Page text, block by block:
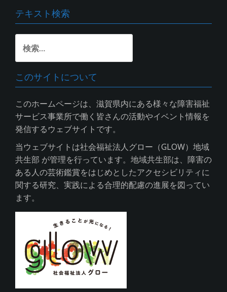
テキスト検索
索:
このサイトについて
このホームページは、滋賀県内にある様々な障害福祉
サービス事業所で働く皆さんの活動やイベント情報を
発信するウェブサイトです。
当ウェブサイトは社会福祉法人グロー（GLOW）地域
共生部 が管理を行っています。地域共生部は、障害の
ある人の芸術鑑賞をはじめとしたアクセシビリティに
関する研究、実践による合理的配慮の進展を図ってい
ます。